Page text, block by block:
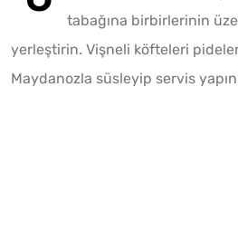
tabağına birbirlerinin
yerleştirin. Vişneli köfteleri
Maydanozla süsleyip servis